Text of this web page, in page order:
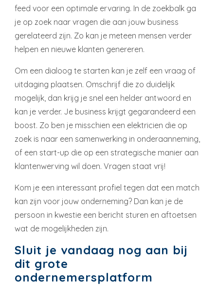
feed voor een optimale ervaring. In de zoekbalk ga
je op zoek naar vragen die aan jouw business
gerelateerd zijn. Zo kan je meteen mensen verder
helpen en nieuwe klanten genereren.
Om een dialoog te starten kan je zelf een vraag of
uitdaging plaatsen. Omschrijf die zo duidelijk
mogelijk, dan krijg je snel een helder antwoord en
kan je verder. Je business krijgt gegarandeerd een
boost. Zo ben je misschien een elektricien die op
zoek is naar een samenwerking in onderaanneming,
of een start-up die op een strategische manier aan
klantenwerving wil doen. Vragen staat vrij!
Kom je een interessant profiel tegen dat een match
kan zijn voor jouw onderneming? Dan kan je de
persoon in kwestie een bericht sturen en aftoetsen
wat de mogelijkheden zijn.
Sluit je vandaag nog aan bij
dit grote
ondernemersplatform